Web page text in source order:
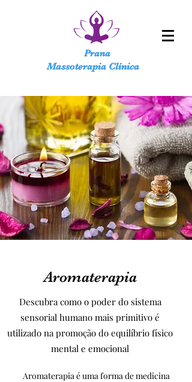
Prana
Massoterapia Clínica
Aromaterapia
Descubra como o poder do sistema
sensorial humano mais primitivo é
utilizado na promoção do equilíbrio físico
mental e emocional
Aromaterapia é uma forma de medicina